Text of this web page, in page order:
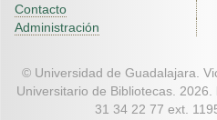
Contacto
Administración
© Universidad de Guadalajara.
Universitario de Bibliotecas. 2026.
31 34 22 77 ext.